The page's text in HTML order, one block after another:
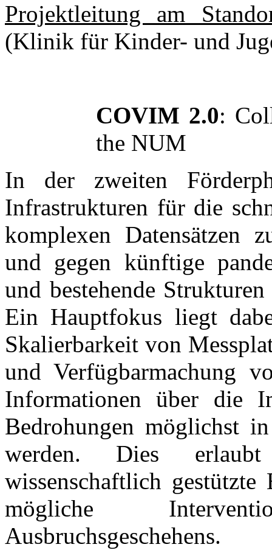
Projektleitung am
(Klinik für Kinder- und
COVIM 2.0:
the NUM
In der zweiten
Infrastrukturen für die
komplexen Datensätzen
und gegen künftige
und bestehende
Ein Hauptfokus liegt
Skalierbarkeit von
und Verfügbarmachung
Informationen über die
Bedrohungen möglichst
werden. Dies
wissenschaftlich
mögliche
Ausbruchsgeschehens.